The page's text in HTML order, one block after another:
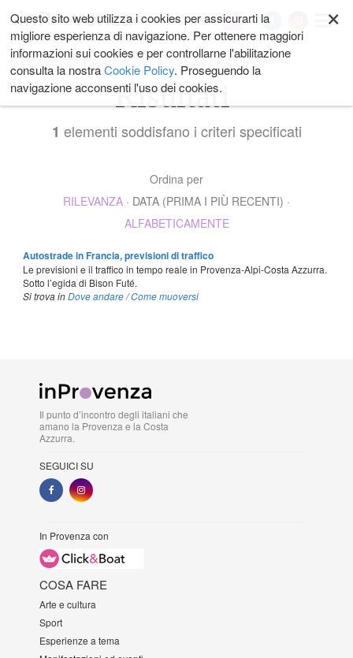
ai
contenuti.
|
Salta
alla
navigazione
My ×
Questo sito web utilizza i cookies per assicurarti la
migliore esperienza di navigazione. Per ottenere maggiori
informazioni sui cookies e per controllarne l'abilitazione
consulta la nostraCookie Policy. Proseguendo la
navigazione acconsenti l'uso dei cookies.
Risultati
1 elementi soddisfano i criteri specificati
Ordina per
RILEVANZA · DATA (PRIMA I PIÙ RECENTI) ·
ALFABETICAMENTE
Autostrade in Francia, previsioni di traffico
Le previsioni e il traffico in tempo reale in Provenza-Alpi-Costa Azzurra.
Sotto l’egida di Bison Futé.
Si trova in Dove andare /Come muoversi
Il punto d’incontro degli italiani che
amano la Provenza e la Costa
Azzurra.
SEGUICI SU
In Provenza con
COSA FARE
Arte e cultura
Sport
Esperienze a tema